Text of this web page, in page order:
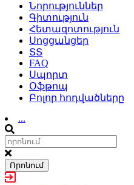
Նորություններ
Գիտություն
Հետազոտություն
Սոցցանցեր
ՏՏ
FAQ
Սպորտ
Օֆթոպ
Բոլոր հոդվածները
...
Որոնում